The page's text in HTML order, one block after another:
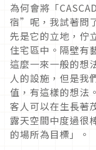
為何會將「
宿”呢，我試著問
先是它的立地，佇
住宅區中。隔壁有
這麼一來一般的想
人的設施，但是我
值，有這樣的想法
客人可以在生長著
露天空間中度過很
的場所為目標」。